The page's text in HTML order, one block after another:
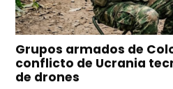
Grupos armados de
conflicto de Ucrania
de drones